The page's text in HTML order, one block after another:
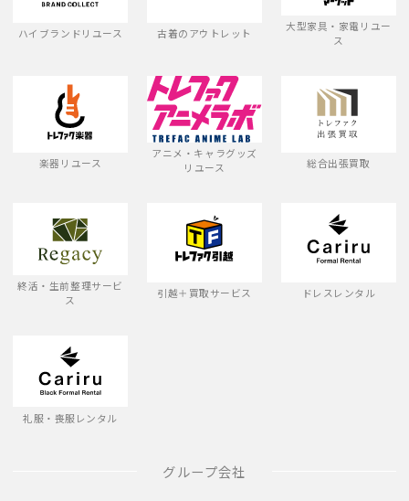
ハイブランドリユース 古着のアウトレット
大型家具・家電リユー
ス
楽器リユース
アニメ・キャラグッズ
リユース
総合出張買取
終活・生前整理サービ
ス
引越＋買取サービス ドレスレンタル
礼服・喪服レンタル
グループ会社